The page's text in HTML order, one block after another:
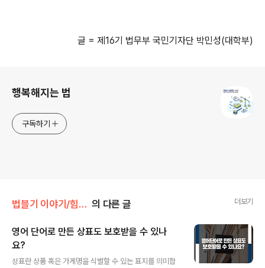
글 = 제 16기 법무부 국민기자단 박민성(대학부)
행복해지는 법
구독하기
법블기 이야기/힘이되는 법 의 다른 글 더보기
영어 단어로 만든 상표도 보호받을 수 있나
요?
상표란 상품 혹은 가게명을 식별할 수 있는 표지를 의미합